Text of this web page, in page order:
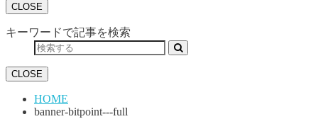
CLOSE
キーワードで記事を検索
CLOSE
HOME
banner-bitpoint---full